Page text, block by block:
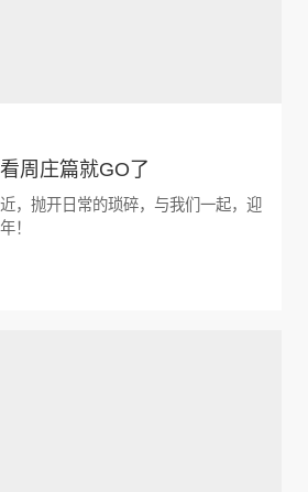
周庄篇就GO了
，抛开日常的琐碎，与我们一起，迎
！